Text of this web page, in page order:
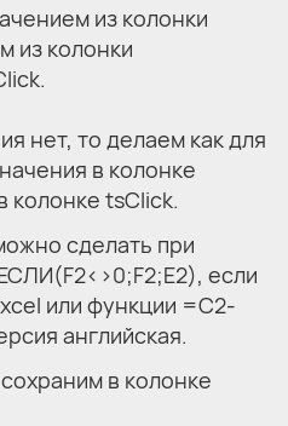
из колонки
из колонки
нет, то делаем как для
в колонке
колонке tsClick.
сделать при
если
или функции =C2-
английская.
в колонке